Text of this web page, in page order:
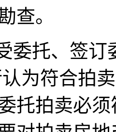
查。
委托、签
为符合拍
托拍卖必